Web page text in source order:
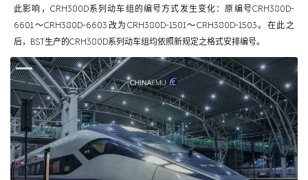
此影响，CRH380D系列动车组的编号方式发生变化：原编号CRH380D-
6601～CRH380D-6603改为CRH380D-1501～CRH380D-1503。在此之
后，BST生产的CRH380D系列动车组均依照新规定之格式安排编号。